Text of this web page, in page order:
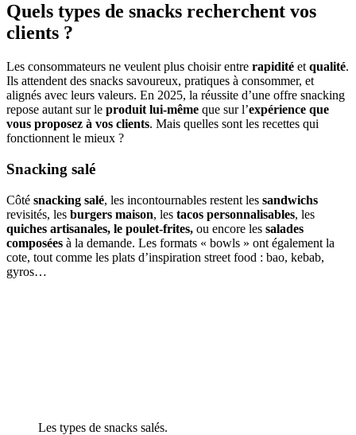
Quels types de snacks recherchent vos
clients ?
Les consommateurs ne veulent plus choisir entre rapidité et qualité.
Ils attendent des snacks savoureux, pratiques à consommer, et
alignés avec leurs valeurs. En 2025, la réussite d’une offre snacking
repose autant sur le produit lui-même que sur l’expérience que
vous proposez à vos clients. Mais quelles sont les recettes qui
fonctionnent le mieux ?
Snacking salé
Côté snacking salé, les incontournables restent les sandwichs
revisités, les burgers maison, les tacos personnalisables, les
quiches artisanales, le poulet-frites, ou encore les salades
composées à la demande. Les formats « bowls » ont également la
cote, tout comme les plats d’inspiration street food : bao, kebab,
gyros…
Les types de snacks salés.